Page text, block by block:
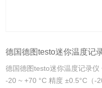
德国德图testo迷你温度记
德国德图testo迷你温度记录
-20 ~ +70 °C 精度 ±0.5°C（-